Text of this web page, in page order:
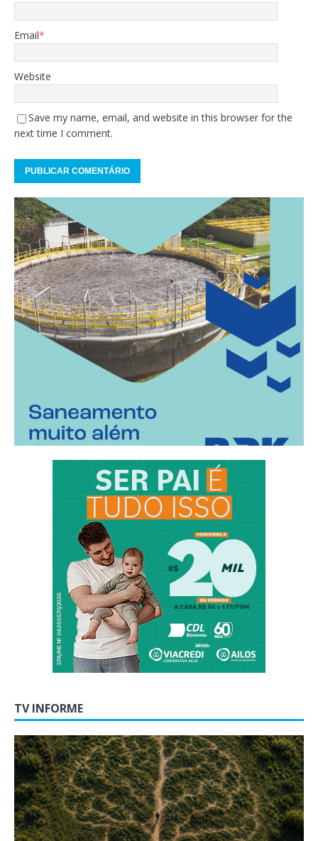
Email*
Website
Save my name, email, and website in this browser for the
next time I comment.
TV INFORME